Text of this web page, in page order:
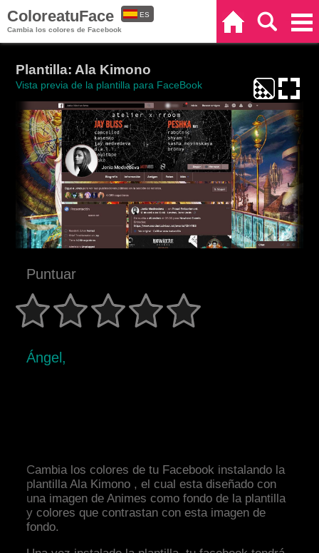
ColoreatuFace
Cambia los colores de Facebook
ES
Plantilla: Ala Kimono
Vista previa de la plantilla para FaceBook
Puntuar
Ángel,
Cambia los colores de tu Facebook instalando la
plantilla Ala Kimono , el cual esta diseñado con
una imagen de Animes como fondo de la plantilla
y colores que contrastan con esta imagen de
fondo.